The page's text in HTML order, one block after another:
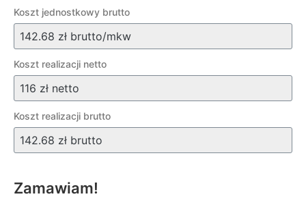
Koszt jednostkowy brutto
Koszt realizacji netto
Koszt realizacji brutto
Zamawiam!